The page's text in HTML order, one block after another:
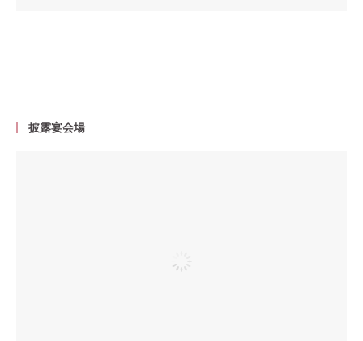
披露宴会場